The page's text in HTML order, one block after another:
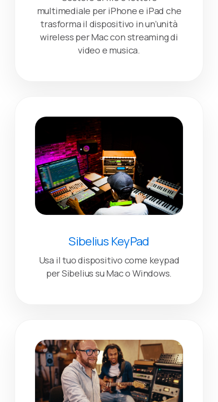
multimediale per iPhone e iPad che
trasforma il dispositivo in un’unità
wireless per Mac con streaming di
video e musica.
Sibelius KeyPad
Usa il tuo dispositivo come keypad
per Sibelius su Mac o Windows.